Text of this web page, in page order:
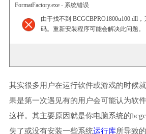
FormatFactory.exe - 系统错误
由于找不到 BCGCBPRO1800u100.dll
码。重新安装程序可能会解决此问题。
其实很多用户在运行软件或游戏的时候
果是第一次遇见有的用户会可能认为软
这样。其主要原因就是你电脑系统的
失了或没有安装一些系统运行库所导致的